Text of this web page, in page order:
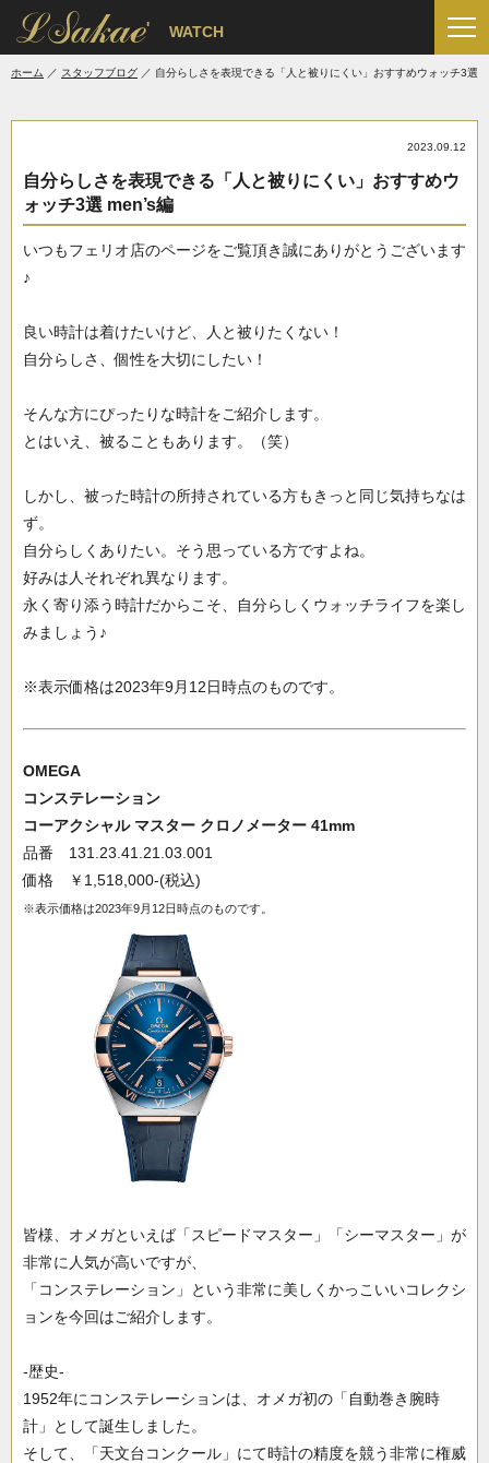
' WATCH
ホーム スタッフブログ 自分らしさを表現できる「人と被りにくい」おすすめウォッチ3選
2023.09.12
自分らしさを表現できる「人と被りにくい」おすすめウ
ォッチ3選 men’s編
いつもフェリオ店のページをご覧頂き誠にありがとうございます
♪
良い時計は着けたいけど、人と被りたくない！
自分らしさ、個性を大切にしたい！
そんな方にぴったりな時計をご紹介します。
とはいえ、被ることもあります。（笑）
しかし、被った時計の所持されている方もきっと同じ気持ちなは
ず。
自分らしくありたい。そう思っている方ですよね。
好みは人それぞれ異なります。
永く寄り添う時計だからこそ、自分らしくウォッチライフを楽し
みましょう♪
※表示価格は2023年9月12日時点のものです。
OMEGA
コンステレーション
コーアクシャル マスター クロノメーター 41mm
品番 131.23.41.21.03.001
価格 ￥1,518,000-(税込)
※表示価格は2023年9月12日時点のものです。
皆様、オメガといえば「スピードマスター」「シーマスター」が
非常に人気が高いですが、
「コンステレーション」という非常に美しくかっこいいコレクシ
ョンを今回はご紹介します。
-歴史-
1952年にコンステレーションは、オメガ初の「自動巻き腕時
計」として誕生しました。
そして、「天文台コンクール」にて時計の精度を競う非常に権威